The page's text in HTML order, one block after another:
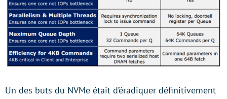
Un des buts du NVMe était d’éradiquer définitivement